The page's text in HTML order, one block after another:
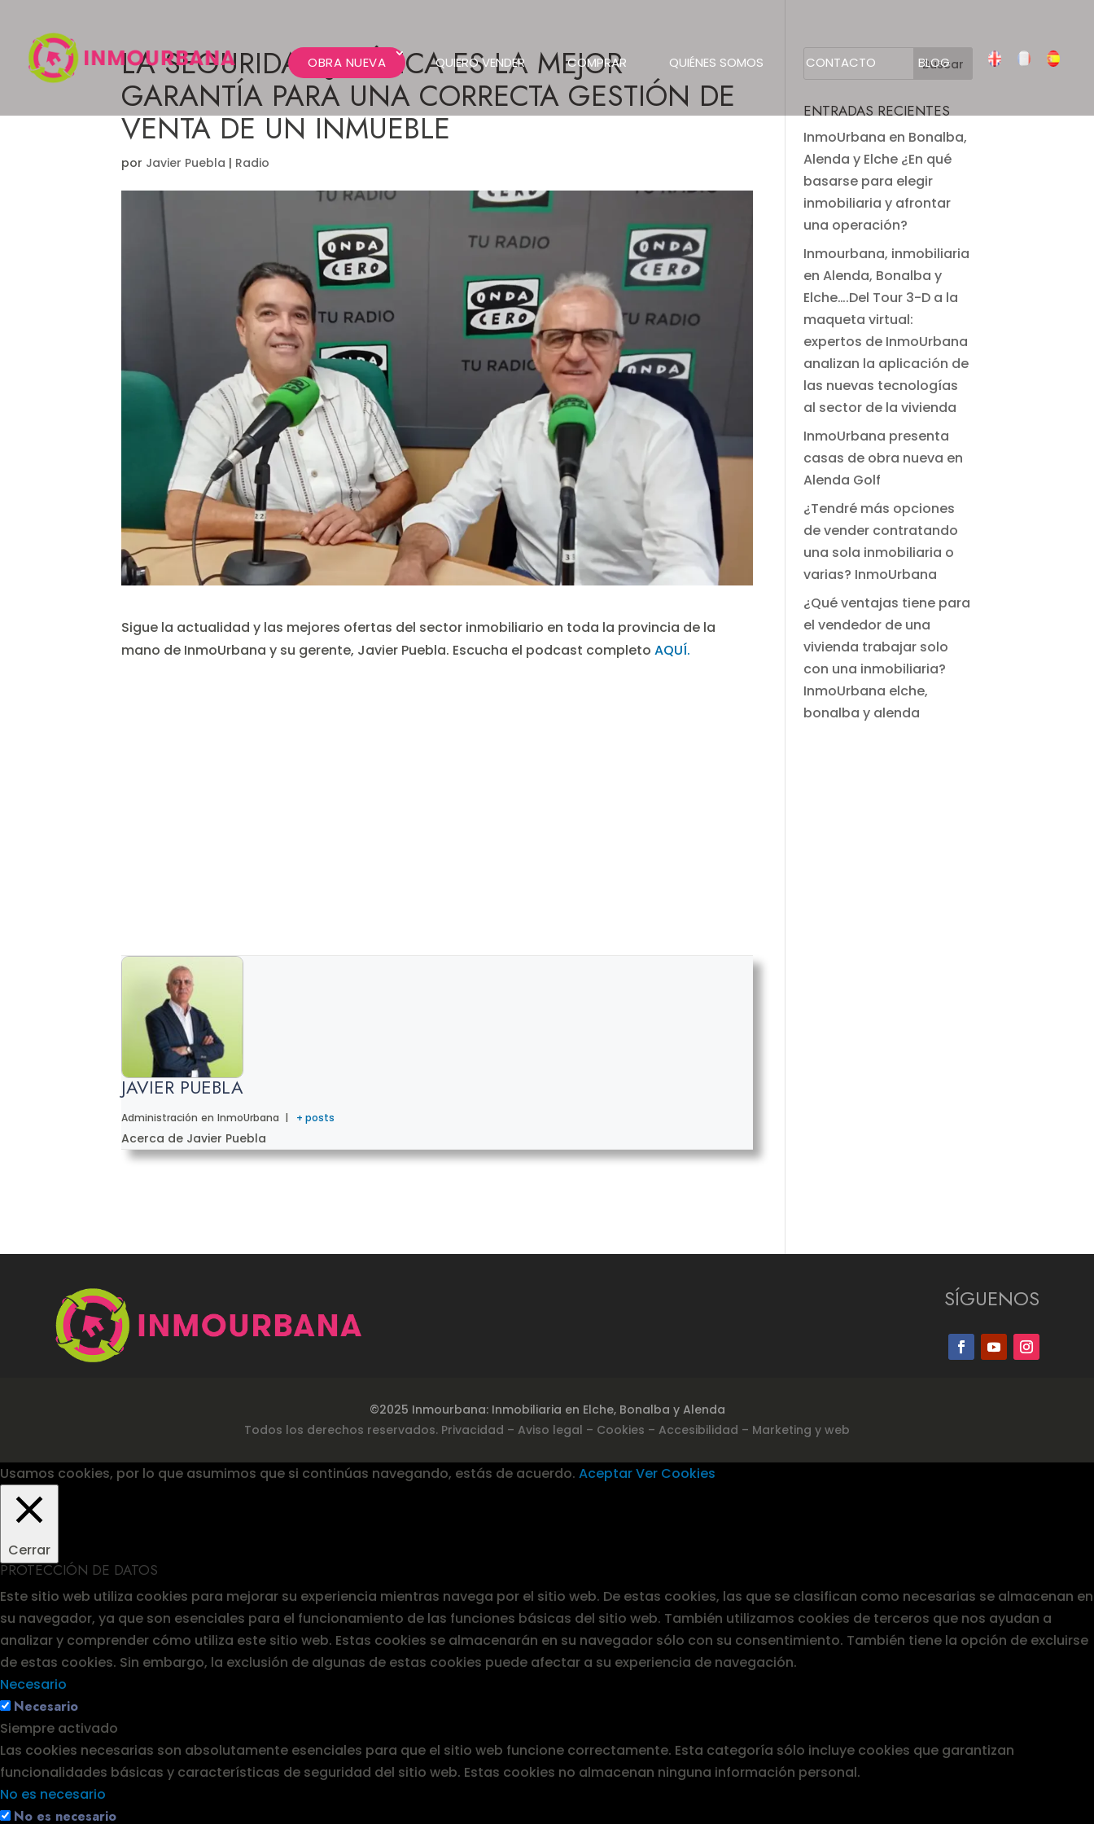
OBRA NUEVA QUIERO VENDER COMPRAR QUIÉNES SOMOS CONTACTO BLOG
LA SEGURIDAD JURÍDICA ES LA MEJOR
GARANTÍA PARA UNA CORRECTA GESTIÓN DE
VENTA DE UN INMUEBLE
por Javier Puebla | Radio
Sigue la actualidad y las mejores ofertas del sector inmobiliario en toda la provincia de la
mano de InmoUrbana y su gerente, Javier Puebla. Escucha el podcast completoAQUÍ.
JAVIER PUEBLA
Administración en InmoUrbana | + posts
Acerca de Javier Puebla
ENTRADAS RECIENTES
InmoUrbana en Bonalba,
Alenda y Elche ¿En qué
basarse para elegir
inmobiliaria y afrontar
una operación?
Inmourbana, inmobiliaria
en Alenda, Bonalba y
Elche….Del Tour 3-D a la
maqueta virtual:
expertos de InmoUrbana
analizan la aplicación de
las nuevas tecnologías
al sector de la vivienda
InmoUrbana presenta
casas de obra nueva en
Alenda Golf
¿Tendré más opciones
de vender contratando
una sola inmobiliaria o
varias? InmoUrbana
¿Qué ventajas tiene para
el vendedor de una
vivienda trabajar solo
con una inmobiliaria?
InmoUrbana elche,
bonalba y alenda
SÍGUENOS
©2025 Inmourbana: Inmobiliaria en Elche, Bonalba y Alenda
Todos los derechos reservados. Privacidad – Aviso legal – Cookies – Accesibilidad – Marketing y web
Usamos cookies, por lo que asumimos que si continúas navegando, estás de acuerdo. AceptarVer Cookies
Cerrar
PROTECCIÓN DE DATOS
Este sitio web utiliza cookies para mejorar su experiencia mientras navega por el sitio web. De estas cookies, las que se clasifican como necesarias se almacenan en
su navegador, ya que son esenciales para el funcionamiento de las funciones básicas del sitio web. También utilizamos cookies de terceros que nos ayudan a
analizar y comprender cómo utiliza este sitio web. Estas cookies se almacenarán en su navegador sólo con su consentimiento. También tiene la opción de excluirse
de estas cookies. Sin embargo, la exclusión de algunas de estas cookies puede afectar a su experiencia de navegación.
Necesario
Necesario
Siempre activado
Las cookies necesarias son absolutamente esenciales para que el sitio web funcione correctamente. Esta categoría sólo incluye cookies que garantizan
funcionalidades básicas y características de seguridad del sitio web. Estas cookies no almacenan ninguna información personal.
No es necesario
No es necesario